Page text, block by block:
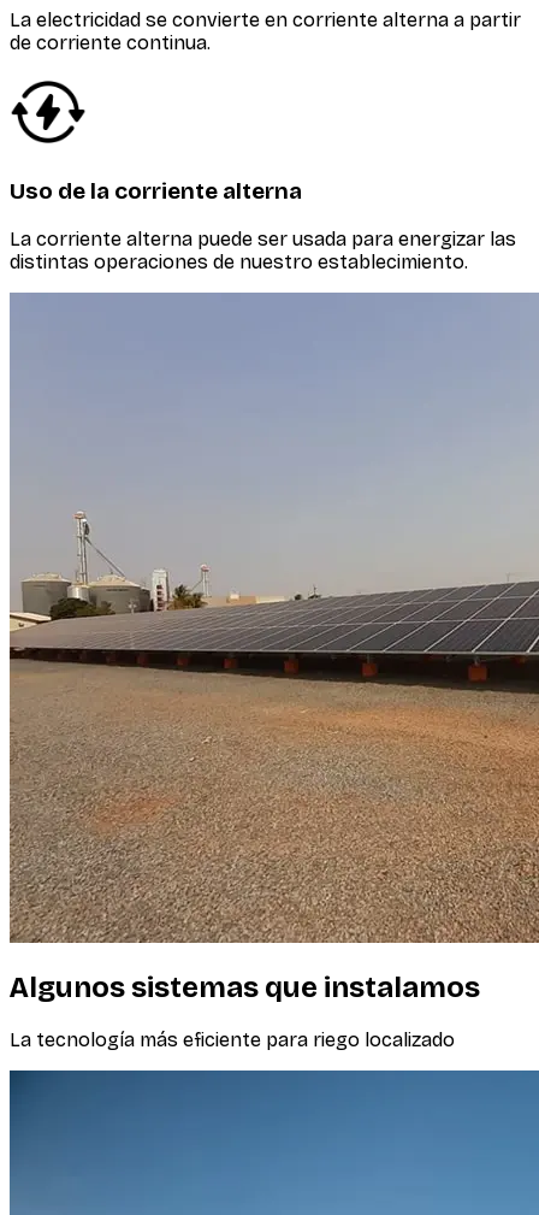
La electricidad se convierte en corriente alterna a partir
de corriente continua.
Uso de la corriente alterna
La corriente alterna puede ser usada para energizar las
distintas operaciones de nuestro establecimiento.
Algunos sistemas que instalamos
La tecnología más eficiente para riego localizado